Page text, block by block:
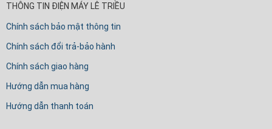
THÔNG TIN ĐIỆN MÁY LÊ TRIỀU
Chính sách bảo mật thông tin
Chính sách đổi trả-bảo hành
Chính sách giao hàng
Hướng dẫn mua hàng
Hướng dẫn thanh toán